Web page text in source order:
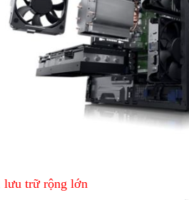
lưu trữ rộng lớn